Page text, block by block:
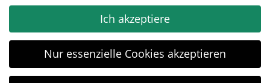
Zeitpunkt der Kenntnis einer konkreten Rechtsverletzung möglich. Bei
Bekanntwerden von entsprechenden Rechtsverletzungen werden wir
diese Inhalte umgehend entfernen.
Haftung für Links
Unser Angebot enthält Links zu externen Websites Dritter, auf deren
Ich akzeptiere
Nur essenzielle Cookies akzeptieren